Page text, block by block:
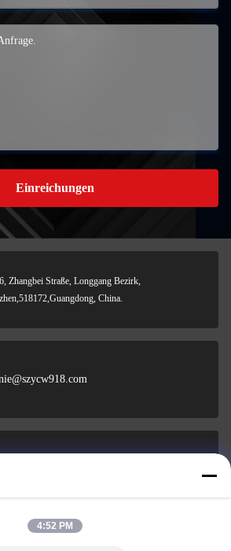
Einreichungen
Zhangbei Straße, Longgang Bezirk,
China.
4:52 PM